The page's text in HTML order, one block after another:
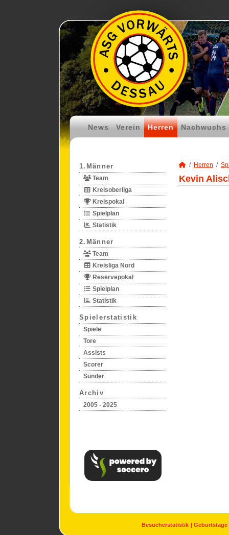
News Verein Herren Nachwuchs
1.Männer
Team
Kreisoberliga
Kreispokal
Spielplan
Statistik
2.Männer
Team
Kreisliga Nord
Reservepokal
Spielplan
Statistik
Spielerstatistik
Spiele
Tore
Assists
Scorer
Sünder
Archiv
2005 - 2025
Herren
Kevin
Besucherstatistik Geburtstage